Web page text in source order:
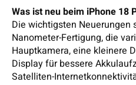
Was ist neu beim iPhone 18
Die wichtigsten Neuerungen
Nanometer-Fertigung, die
Hauptkamera, eine kleinere
Display für bessere
Satelliten-